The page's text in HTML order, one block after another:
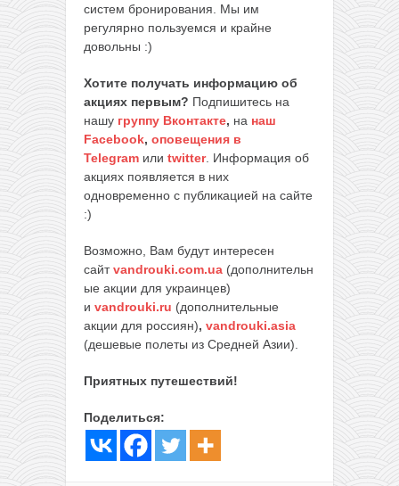
систем бронирования. Мы им
регулярно пользуемся и крайне
довольны :)
Хотите получать информацию об
акциях первым? Подпишитесь на
нашу группу Вконтакте, на наш
Facebook, оповещения в
Telegram или twitter. Информация об
акциях появляется в них
одновременно с публикацией на сайте
:)
Возможно, Вам будут интересен
сайтvandrouki.com.ua (дополнительн
ые акции для украинцев)
и vandrouki.ru (дополнительные
акции для россиян), vandrouki.asia
(дешевые полеты из Средней Азии).
Приятных путешествий!
Поделиться: